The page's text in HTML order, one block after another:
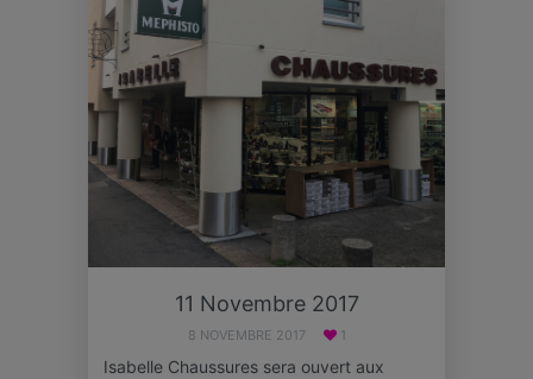
11 Novembre 2017
8 NOVEMBRE 2017 1
Isabelle Chaussures sera ouvert aux